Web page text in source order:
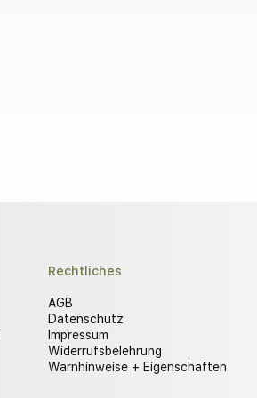
Rechtliches
AGB
Datenschutz
Impressum
Widerrufsbelehrung
Warnhinweise + Eigenschaften